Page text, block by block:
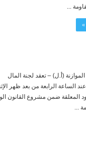
...
»
(أ.ل) – تعقد لجنة المال
الساعة الرابعة من بعد ظهر
المعلقة ضمن مشروع القانون